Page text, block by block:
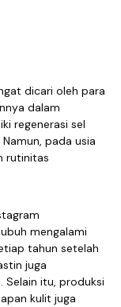
dicari oleh para
dalam
regenerasi sel
pada usia
rutinitas
mengalami
tahun setelah
juga
Selain itu, produksi
kulit juga